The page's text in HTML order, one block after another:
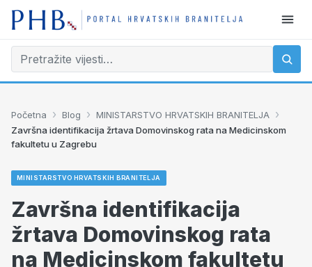
Početna › Blog › MINISTARSTVO HRVATSKIH BRANITELJA ›
Završna identifikacija žrtava Domovinskog rata na Medicinskom
fakultetu u Zagrebu
MINISTARSTVO HRVATSKIH BRANITELJA
Završna identifikacija
žrtava Domovinskog rata
na Medicinskom fakultetu